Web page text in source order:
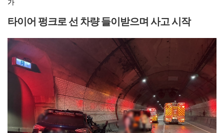
가
타이어 펑크로 선 차량 들이받으며 사고 시작